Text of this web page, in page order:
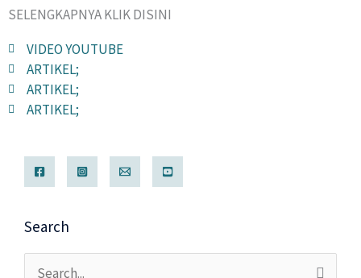
SELENGKAPNYA KLIK DISINI
VIDEO YOUTUBE
ARTIKEL;
ARTIKEL;
ARTIKEL;
Search
Cari